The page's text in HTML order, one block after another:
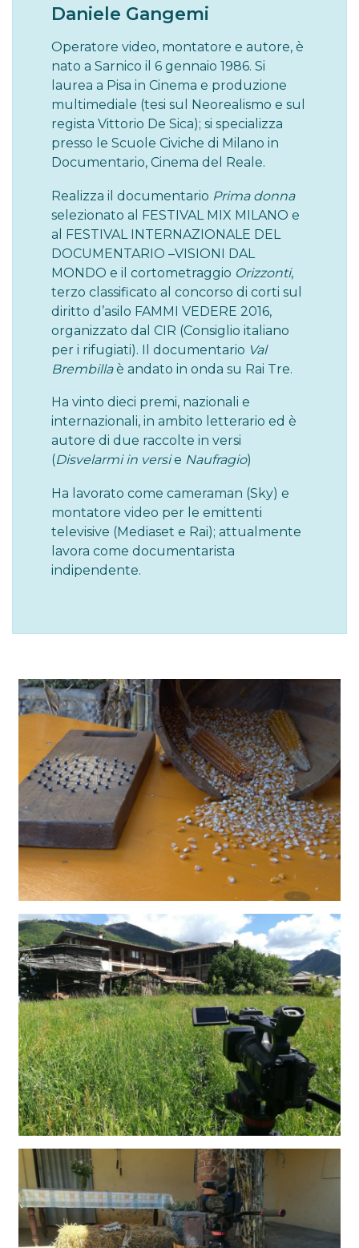
Daniele Gangemi
Operatore video, montatore e autore, è
nato a Sarnico il 6 gennaio 1986. Si
laurea a Pisa in Cinema e produzione
multimediale (tesi sul Neorealismo e sul
regista Vittorio De Sica); si specializza
presso le Scuole Civiche di Milano in
Documentario, Cinema del Reale.
Realizza il documentario Prima donna
selezionato al FESTIVAL MIX MILANO e
al FESTIVAL INTERNAZIONALE DEL
DOCUMENTARIO –VISIONI DAL
MONDO e il cortometraggio Orizzonti,
terzo classificato al concorso di corti sul
diritto d’asilo FAMMI VEDERE 2016,
organizzato dal CIR (Consiglio italiano
per i rifugiati). Il documentario Val
Brembillaè andato in onda su Rai Tre.
Ha vinto dieci premi, nazionali e
internazionali, in ambito letterario ed è
autore di due raccolte in versi
(Disvelarmi in versie Naufragio)
Ha lavorato come cameraman (Sky) e
montatore video per le emittenti
televisive (Mediaset e Rai); attualmente
lavora come documentarista
indipendente.